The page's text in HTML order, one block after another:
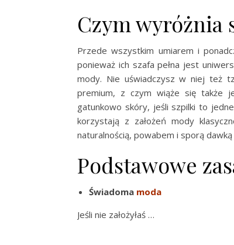
Czym wyróżnia
Przede wszystkim umiarem i
ponieważ ich szafa pełna jest
mody. Nie uświadczysz w niej też
premium, z czym wiąże się także
gatunkowo skóry, jeśli szpilki to
korzystają z założeń mody
naturalnością, powabem i sporą dawką
Podstawowe
Świadoma moda
Jeśli nie założyłaś …